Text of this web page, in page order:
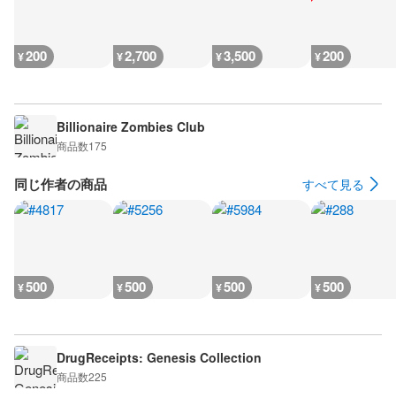
¥200 ¥2,700 ¥3,500 ¥200
Billionaire Zombies Club
商品数175
同じ作者の商品 すべて見る
¥500 ¥500 ¥500 ¥500
DrugReceipts: Genesis Collection
商品数225